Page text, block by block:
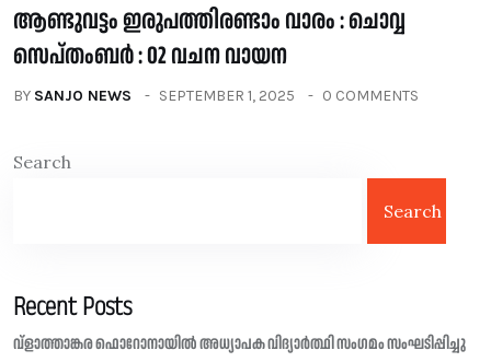
ആണ്ടുവട്ടം ഇരുപത്തിരണ്ടാം വാരം : ചൊവ്വ
സെപ്തംബർ : 02 വചന വായന
BY SANJO NEWS SEPTEMBER 1, 2025 0 COMMENTS
Search
Search
Recent Posts
വ്ളാത്താങ്കര ഫൊറോനായിൽ അധ്യാപക വിദ്യാർത്ഥി സംഗമം സംഘടിപ്പിച്ചു